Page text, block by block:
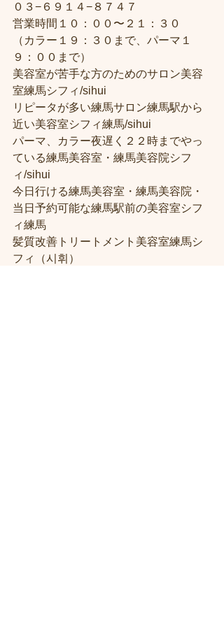
０３−６９１４−８７４７
営業時間１０：００〜２１：３０
（カラー１９：３０まで、パーマ１
９：００まで）
美容室が苦手な方のためのサロン美容
室練馬シフィ/sihui
リピータが多い練馬サロン練馬駅から
近い美容室シフィ練馬/sihui
パーマ、カラー夜遅く２２時までやっ
ている練馬美容室・練馬美容院シフ
ィ/sihui
今日行ける練馬美容室・練馬美容院・
当日予約可能な練馬駅前の美容室シフ
ィ練馬
髪質改善トリートメント美容室練馬シ
フィ（시휘）